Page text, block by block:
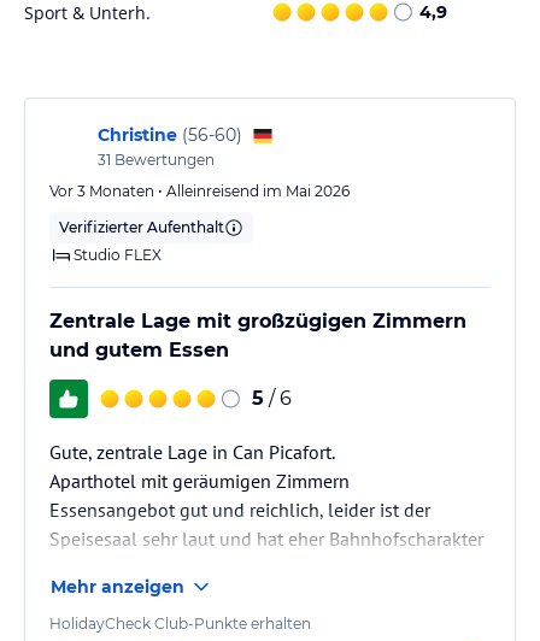
Volleyball, Nordic Walking, Jogging, Tischtennis und Aerobic. Es
Animationsprogram und Live-Musik sowie einen Wellnessbereich
mit Sauna und Whirlpool.
Allgemeine und unverbindliche
ohne Gewähr und ohne Prüfung durch HolidayCheck. Bitte
lies vor der Buchung die verbindlichen
Sport & Unterh. 4,9
Christine (56-60)
31 Bewertungen
Vor 3 Monaten • Alleinreisend im Mai 2026
Verifizierter Aufenthalt
Studio FLEX
Zentrale Lage mit großzügigen Zimmern
und gutem Essen
5 / 6
Gute, zentrale Lage in Can Picafort.
Aparthotel mit geräumigen Zimmern
Essensangebot gut und reichlich, leider ist der
Speisesaal sehr laut und hat eher Bahnhofscharakter
Mehr anzeigen
HolidayCheck Club-Punkte erhalten